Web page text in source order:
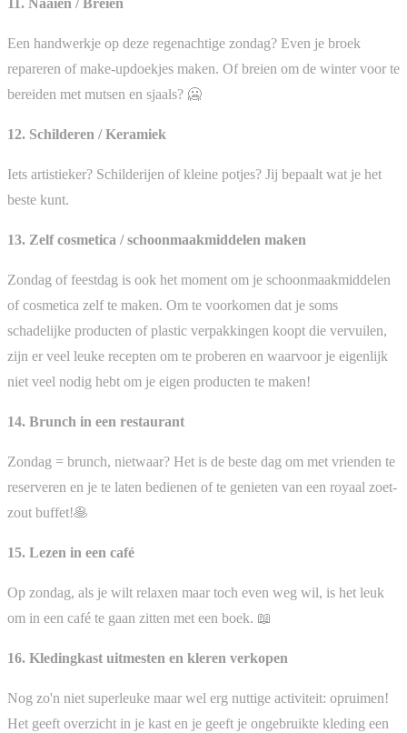
11. Naaien / Breien
Een handwerkje op deze regenachtige zondag? Even je broek
repareren of make-updoekjes maken. Of breien om de winter voor te
bereiden met mutsen en sjaals? 🥶
12. Schilderen / Keramiek
Iets artistieker? Schilderijen of kleine potjes? Jij bepaalt wat je het
beste kunt.
13. Zelf cosmetica / schoonmaakmiddelen maken
Zondag of feestdag is ook het moment om je schoonmaakmiddelen
of cosmetica zelf te maken. Om te voorkomen dat je soms
schadelijke producten of plastic verpakkingen koopt die vervuilen,
zijn er veel leuke recepten om te proberen en waarvoor je eigenlijk
niet veel nodig hebt om je eigen producten te maken!
14. Brunch in een restaurant
Zondag = brunch, nietwaar? Het is de beste dag om met vrienden te
reserveren en je te laten bedienen of te genieten van een royaal zoet-
zout buffet!🥞
15. Lezen in een café
Op zondag, als je wilt relaxen maar toch even weg wil, is het leuk
om in een café te gaan zitten met een boek. 📖
16. Kledingkast uitmesten en kleren verkopen
Nog zo'n niet superleuke maar wel erg nuttige activiteit: opruimen!
Het geeft overzicht in je kast en je geeft je ongebruikte kleding een